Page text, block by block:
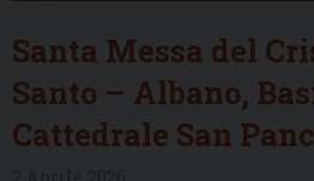
Santa Messa del
Santo – Albano,
Cattedrale San